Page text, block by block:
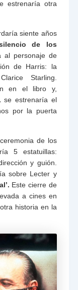
estrenaría otra
siente años
de los
al personaje de
de Harris: la
Starling.
en el libro y,
se estrenaría el
por la puerta
de los
5 estatuillas:
y guión.
sobre Lecter y
Este cierre de
a cines en
historia en la